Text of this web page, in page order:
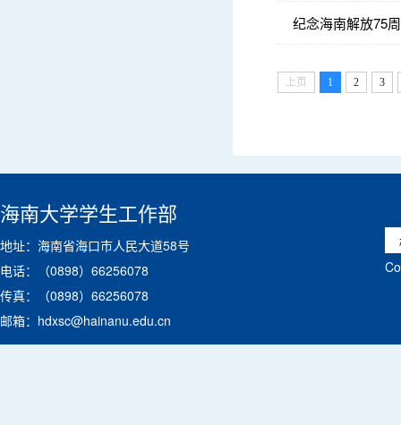
纪念海南解放75
上页 1 2 3
海南大学学生工作部
地址：海南省海口市人民大道58号
电话：（0898）66256078
传真：（0898）66256078
邮箱：hdxsc@hainanu.edu.cn